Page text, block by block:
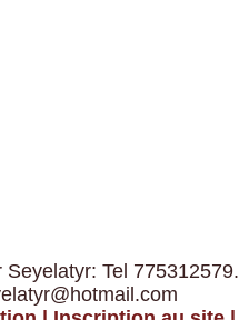
Tel 775312579.